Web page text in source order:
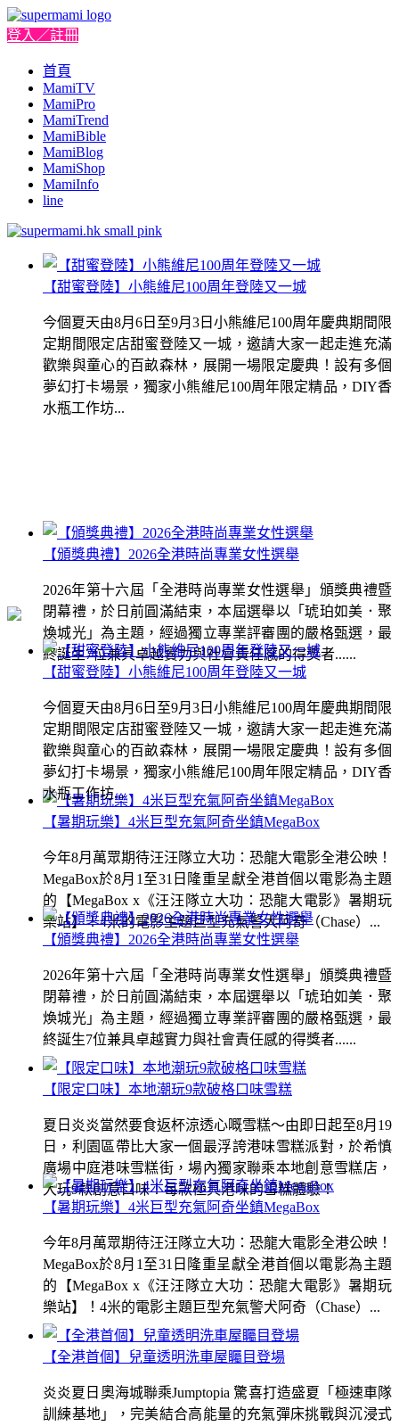
登入／註冊
首頁
MamiTV
MamiPro
MamiTrend
MamiBible
MamiBlog
MamiShop
MamiInfo
line
【甜蜜登陸】小熊維尼100周年登陸又一城
今個夏天由8月6日至9月3日小熊維尼100周年慶典期間限
定期間限定店甜蜜登陸又一城，邀請大家一起走進充滿
歡樂與童心的百畝森林，展開一場限定慶典！設有多個
夢幻打卡場景，獨家小熊維尼100周年限定精品，DIY香
水瓶工作坊...
【頒獎典禮】2026全港時尚專業女性選舉
2026年第十六屆「全港時尚專業女性選舉」頒獎典禮暨
閉幕禮，於日前圓滿結束，本屆選舉以「琥珀如美．聚
煥城光」為主題，經過獨立專業評審團的嚴格甄選，最
終誕生7位兼具卓越實力與社會責任感的得獎者......
【暑期玩樂】4米巨型充氣阿奇坐鎮MegaBox
今年8月萬眾期待汪汪隊立大功：恐龍大電影全港公映！
MegaBox於8月1至31日隆重呈獻全港首個以電影為主題
的【MegaBox x《汪汪隊立大功：恐龍大電影》暑期玩
樂站】！4米的電影主題巨型充氣警犬阿奇（Chase）...
【限定口味】本地潮玩9款破格口味雪糕
夏日炎炎當然要食返杯涼透心嘅雪糕～由即日起至8月19
日，利園區帶比大家一個最浮誇港味雪糕派對，於希慎
廣場中庭港味雪糕街，場內獨家聯乘本地創意雪糕店，
大玩9款創意口味！每款極具港味的雪糕體驗！
【全港首個】兒童透明洗車屋矚目登場
炎炎夏日奧海城聯乘Jumptopia 驚喜打造盛夏「極速車隊
訓練基地」，完美結合高能量的充氣彈床挑戰與沉浸式
【甜蜜登陸】小熊維尼100周年登陸又一城
今個夏天由8月6日至9月3日小熊維尼100周年慶典期間限
定期間限定店甜蜜登陸又一城，邀請大家一起走進充滿
歡樂與童心的百畝森林，展開一場限定慶典！設有多個
夢幻打卡場景，獨家小熊維尼100周年限定精品，DIY香
水瓶工作坊...
【頒獎典禮】2026全港時尚專業女性選舉
2026年第十六屆「全港時尚專業女性選舉」頒獎典禮暨
閉幕禮，於日前圓滿結束，本屆選舉以「琥珀如美．聚
煥城光」為主題，經過獨立專業評審團的嚴格甄選，最
終誕生7位兼具卓越實力與社會責任感的得獎者......
【暑期玩樂】4米巨型充氣阿奇坐鎮MegaBox
今年8月萬眾期待汪汪隊立大功：恐龍大電影全港公映！
MegaBox於8月1至31日隆重呈獻全港首個以電影為主題
的【MegaBox x《汪汪隊立大功：恐龍大電影》暑期玩
樂站】！4米的電影主題巨型充氣警犬阿奇（Chase）...